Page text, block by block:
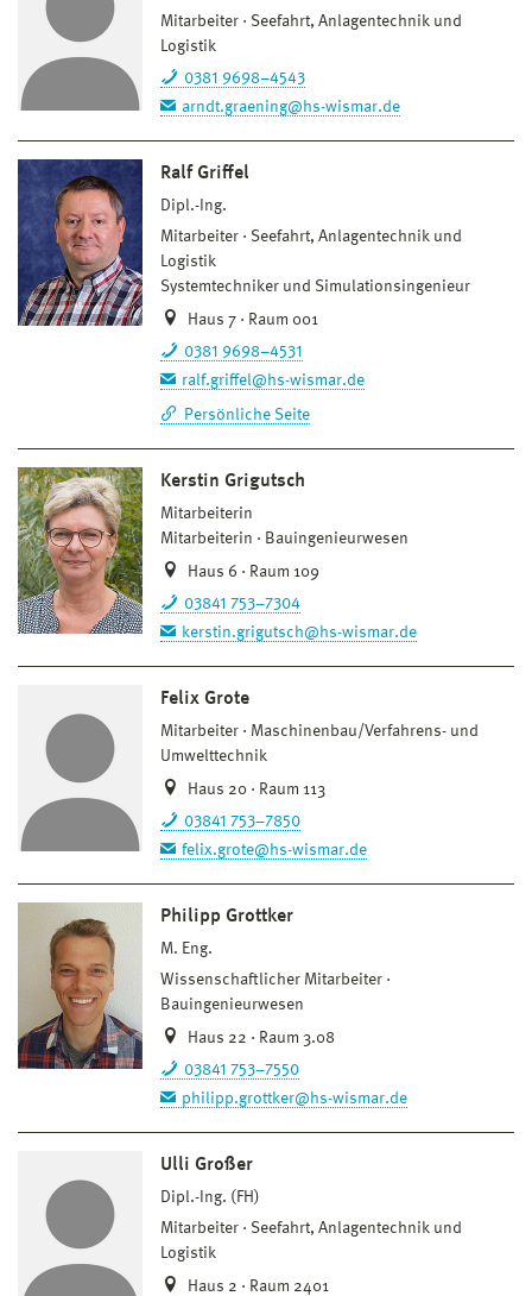
Mitarbeiter
Seefahrt, Anlagentechnik und
Logistik
0381 9698–4543
arndt.graening@hs-wismar.de
Ralf Griffel
Dipl.-Ing.
Mitarbeiter
Seefahrt, Anlagentechnik und
Logistik
Systemtechniker und Simulationsingenieur
Haus 7 · Raum 001
0381 9698–4531
ralf.griffel@hs-wismar.de
Persönliche Seite
Kerstin Grigutsch
Mitarbeiterin
Mitarbeiterin
Bauingenieurwesen
Haus 6 · Raum 109
03841 753–7304
kerstin.grigutsch@hs-wismar.de
Felix Grote
Mitarbeiter
Maschinenbau/Verfahrens- und
Umwelttechnik
Haus 20 · Raum 113
03841 753–7850
felix.grote@hs-wismar.de
Philipp Grottker
M. Eng.
Wissenschaftlicher Mitarbeiter
Bauingenieurwesen
Haus 22 · Raum 3.08
03841 753–7550
philipp.grottker@hs-wismar.de
Ulli Großer
Dipl.-Ing. (FH)
Mitarbeiter
Seefahrt, Anlagentechnik und
Logistik
Haus 2 · Raum 2401